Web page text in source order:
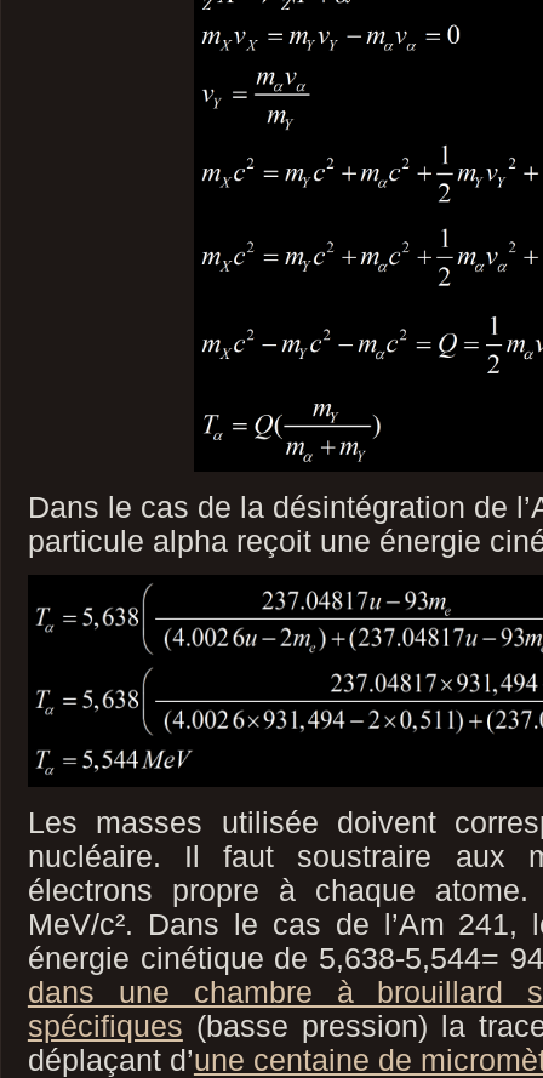
Dans le cas de la désintégration de
particule alpha reçoit une énergie
Les masses utilisée doivent
nucléaire. Il faut soustraire aux
électrons propre à chaque
MeV/c². Dans le cas de l’Am
énergie cinétique de 5,638-5,544=
dans une chambre à brouillard
spécifiques (basse pression) la
déplaçant d’une centaine de